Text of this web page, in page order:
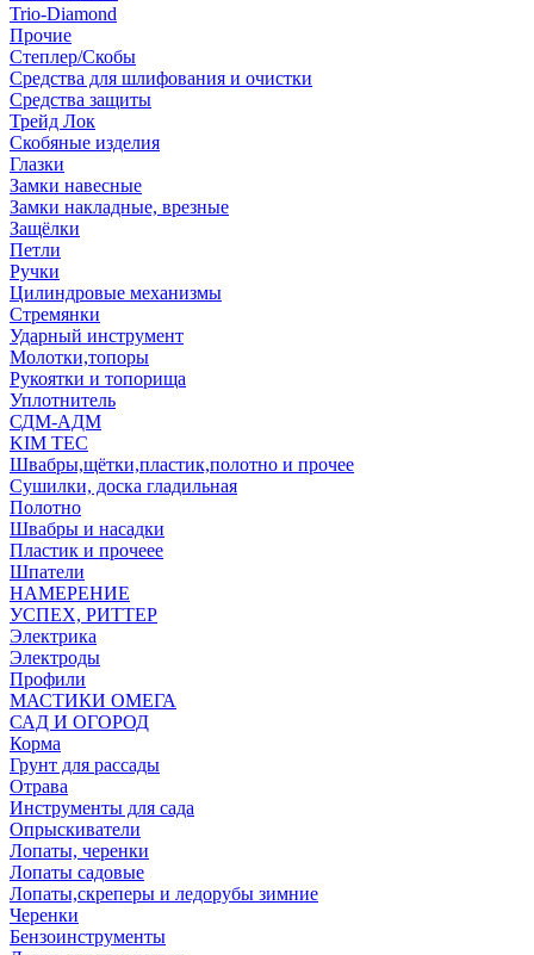
Trio-Diamond
Прочие
Степлер/Скобы
Средства для шлифования и очистки
Средства защиты
Трейд Лок
Скобяные изделия
Глазки
Замки навесные
Замки накладные, врезные
Защёлки
Петли
Ручки
Цилиндровые механизмы
Стремянки
Ударный инструмент
Молотки,топоры
Рукоятки и топорища
Уплотнитель
СДМ-АДМ
KIM TEC
Швабры,щётки,пластик,полотно и прочее
Сушилки, доска гладильная
Полотно
Швабры и насадки
Пластик и прочеее
Шпатели
НАМЕРЕНИЕ
УСПЕХ, РИТТЕР
Электрика
Электроды
Профили
МАСТИКИ ОМЕГА
САД И ОГОРОД
Корма
Грунт для рассады
Отрава
Инструменты для сада
Опрыскиватели
Лопаты, черенки
Лопаты садовые
Лопаты,скреперы и ледорубы зимние
Черенки
Бензоинструменты